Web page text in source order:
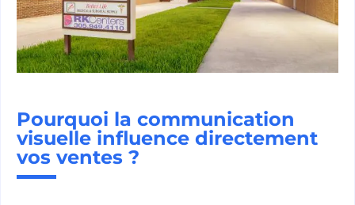
Pourquoi la communication
visuelle influence directement
vos ventes ?